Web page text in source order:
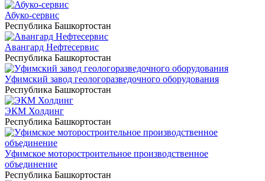
Абуко-сервис
Республика Башкортостан
Авангард Нефтесервис
Республика Башкортостан
Уфимский завод геологоразведочного оборудования
Республика Башкортостан
ЭКМ Холдинг
Республика Башкортостан
Уфимское моторостроительное производственное
объединение
Республика Башкортостан